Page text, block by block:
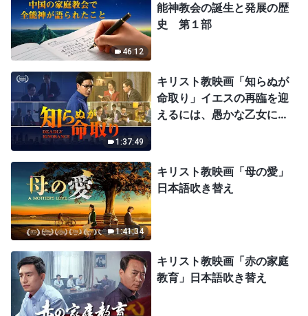
46:12
能神教会の誕生と発展の歴
史 第１部
1:37:49
キリスト教映画「知らぬが
命取り」イエスの再臨を迎
えるには、愚かな乙女にな
1:41:34
キリスト教映画「母の愛」
日本語吹き替え
キリスト教映画「赤の家庭
教育」日本語吹き替え